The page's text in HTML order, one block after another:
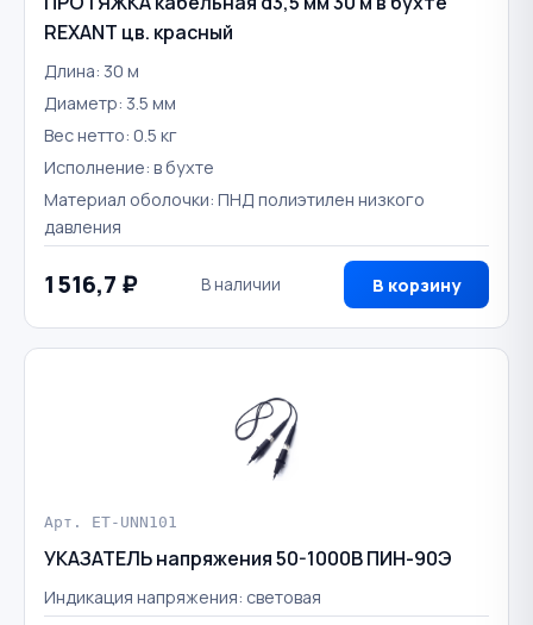
REXANT цв. красный
Длина: 30 м
Диаметр: 3.5 мм
Вес нетто: 0.5 кг
Исполнение: в бухте
Материал оболочки: ПНД полиэтилен низкого
давления
1 516,7 ₽ В наличии В корзину
Арт. ET-UNN101
УКАЗАТЕЛЬ напряжения 50-1000В ПИН-90Э
Индикация напряжения: световая